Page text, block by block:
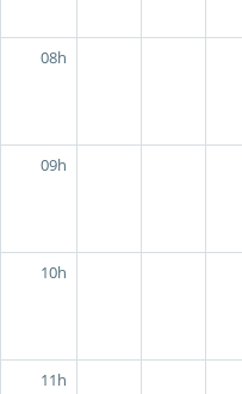
08h
09h
10h
11h